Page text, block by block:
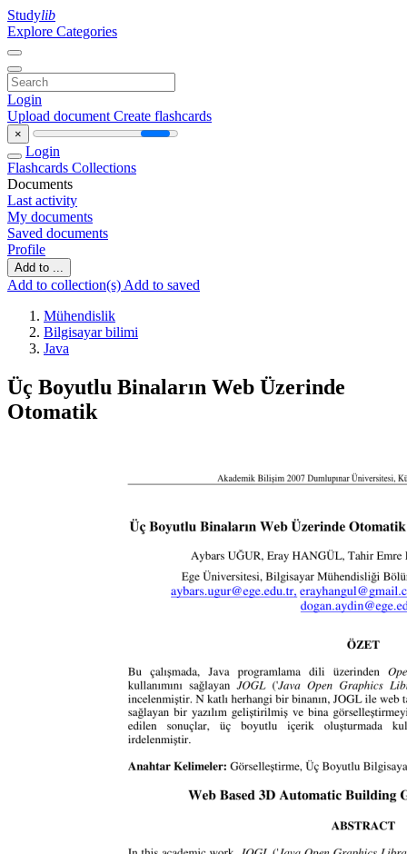
Studylib
Explore Categories
Login
Upload document Create flashcards
×
Login
Flashcards Collections
Documents
Last activity
My documents
Saved documents
Profile
Add to ...
Add to collection(s) Add to saved
Mühendislik
Bilgisayar bilimi
Java
Üç Boyutlu Binaların Web Üzerinde
Otomatik